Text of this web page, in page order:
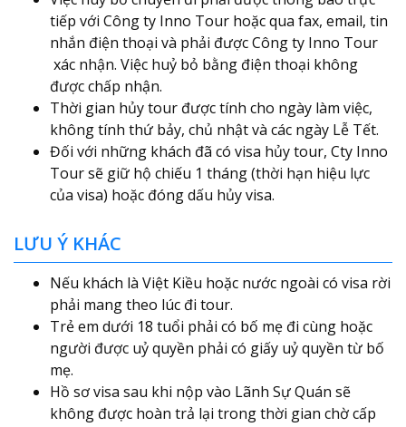
tiếp với Công ty Inno Tour hoặc qua fax, email, tin
nhắn điện thoại và phải được Công ty Inno Tour
xác nhận. Việc huỷ bỏ bằng điện thoại không
được chấp nhận.
Thời gian hủy tour được tính cho ngày làm việc,
không tính thứ bảy, chủ nhật và các ngày Lễ Tết.
Đối với những khách đã có visa hủy tour, Cty Inno
Tour sẽ giữ hộ chiếu 1 tháng (thời hạn hiệu lực
của visa) hoặc đóng dấu hủy visa.
LƯU Ý KHÁC
Nếu khách là Việt Kiều hoặc nước ngoài có visa rời
phải mang theo lúc đi tour.
Trẻ em dưới 18 tuổi phải có bố mẹ đi cùng hoặc
người được uỷ quyền phải có giấy uỷ quyền từ bố
mẹ.
Hồ sơ visa sau khi nộp vào Lãnh Sự Quán sẽ
không được hoàn trả lại trong thời gian chờ cấp